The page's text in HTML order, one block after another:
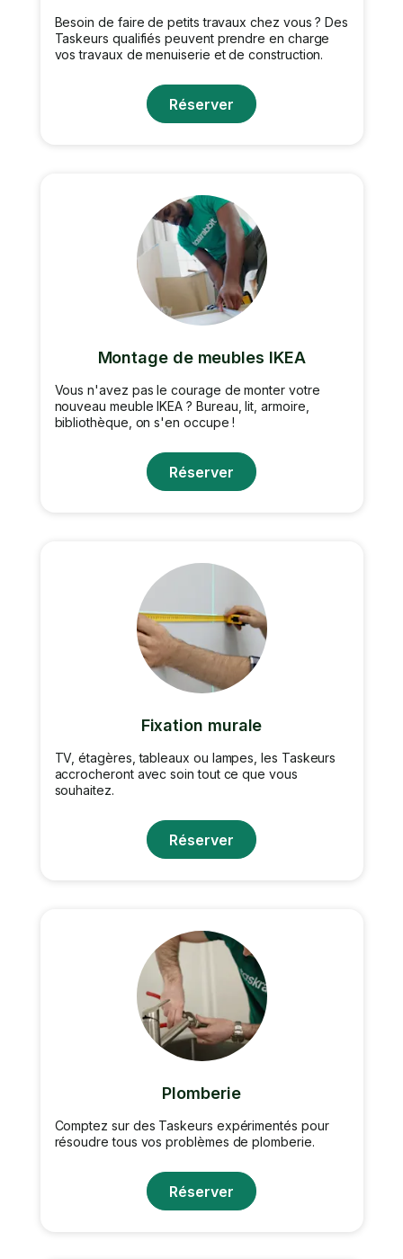
Besoin de faire de petits travaux chez vous ? Des
Taskeurs qualifiés peuvent prendre en charge
vos travaux de menuiserie et de construction.
Réserver
Montage de meubles IKEA
Vous n'avez pas le courage de monter votre
nouveau meuble IKEA ? Bureau, lit, armoire,
bibliothèque, on s'en occupe !
Réserver
Fixation murale
TV, étagères, tableaux ou lampes, les Taskeurs
accrocheront avec soin tout ce que vous
souhaitez.
Réserver
Plomberie
Comptez sur des Taskeurs expérimentés pour
résoudre tous vos problèmes de plomberie.
Réserver